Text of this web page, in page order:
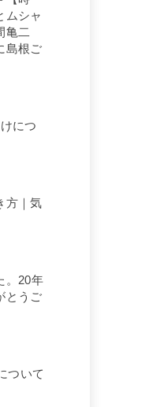
ムシャ
亀二
島根ご
につ
方｜気
。20年
とうご
ついて